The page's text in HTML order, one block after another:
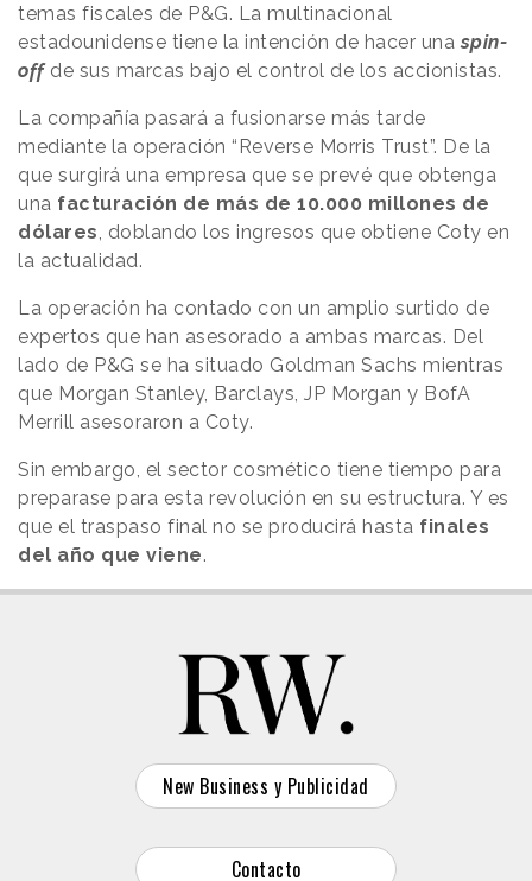
temas fiscales de P&G. La multinacional
estadounidense tiene la intención de hacer unaspin-
offde sus marcas bajo el control de los accionistas.
La compañía pasará a fusionarse más tarde
mediante la operación “Reverse Morris Trust”. De la
que surgirá una empresa que se prevé que obtenga
una facturación de más de 10.000 millones de
dólares , doblando los ingresos que obtiene Coty en
la actualidad.
La operación ha contado con un amplio surtido de
expertos que han asesorado a ambas marcas. Del
lado de P&G se ha situado Goldman Sachs mientras
que Morgan Stanley, Barclays, JP Morgan y BofA
Merrill asesoraron a Coty.
Sin embargo, el sector cosmético tiene tiempo para
preparase para esta revolución en su estructura. Y es
que el traspaso final no se producirá hasta finales
del año que viene.
New Business y Publicidad
Contacto